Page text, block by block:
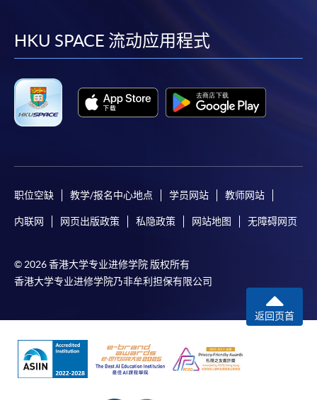
facebook
youtube
linkedin
HKU SPACE 流动应用程式
职位空缺 教学/报名中心地点 学员网站 教师网站
内联网 网页出版政策 私隐政策 网站地图 无障碍网页
© 2026 香港大学专业进修学院 版权所有
香港大学专业进修学院乃非牟利担保有限公司
返回页首